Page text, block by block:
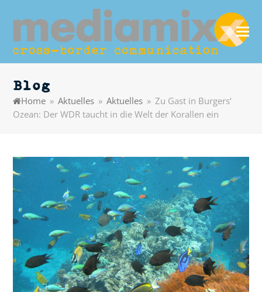
Blog
Home » Aktuelles » Aktuelles » Zu Gast in Burgers‘
Ozean: Der WDR taucht in die Welt der Korallen ein